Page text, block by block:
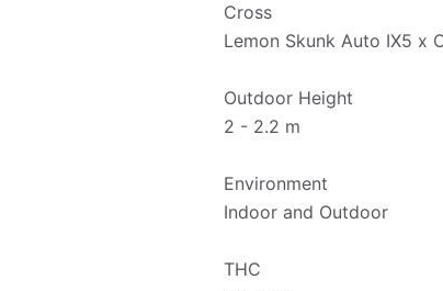
Cross
Lemon Skunk Auto IX5 x
Outdoor Height
2 - 2.2 m
Environment
Indoor and Outdoor
THC